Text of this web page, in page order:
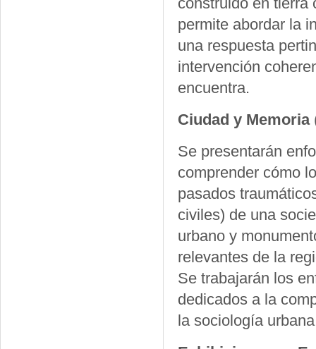
permite abordar la
una respuesta
intervención
encuentra.
Ciudad y Memoria
Se presentarán
comprender cómo
pasados
civiles) de una
urbano y
relevantes de la
Se trabajarán los
dedicados a la
la sociología